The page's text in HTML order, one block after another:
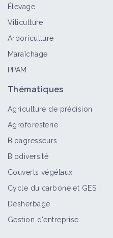
Élevage
Viticulture
Arboriculture
Maraîchage
PPAM
Thématiques
Agriculture de précision
Agroforesterie
Bioagresseurs
Biodiversité
Couverts végétaux
Cycle du carbone et GES
Désherbage
Gestion d'entreprise